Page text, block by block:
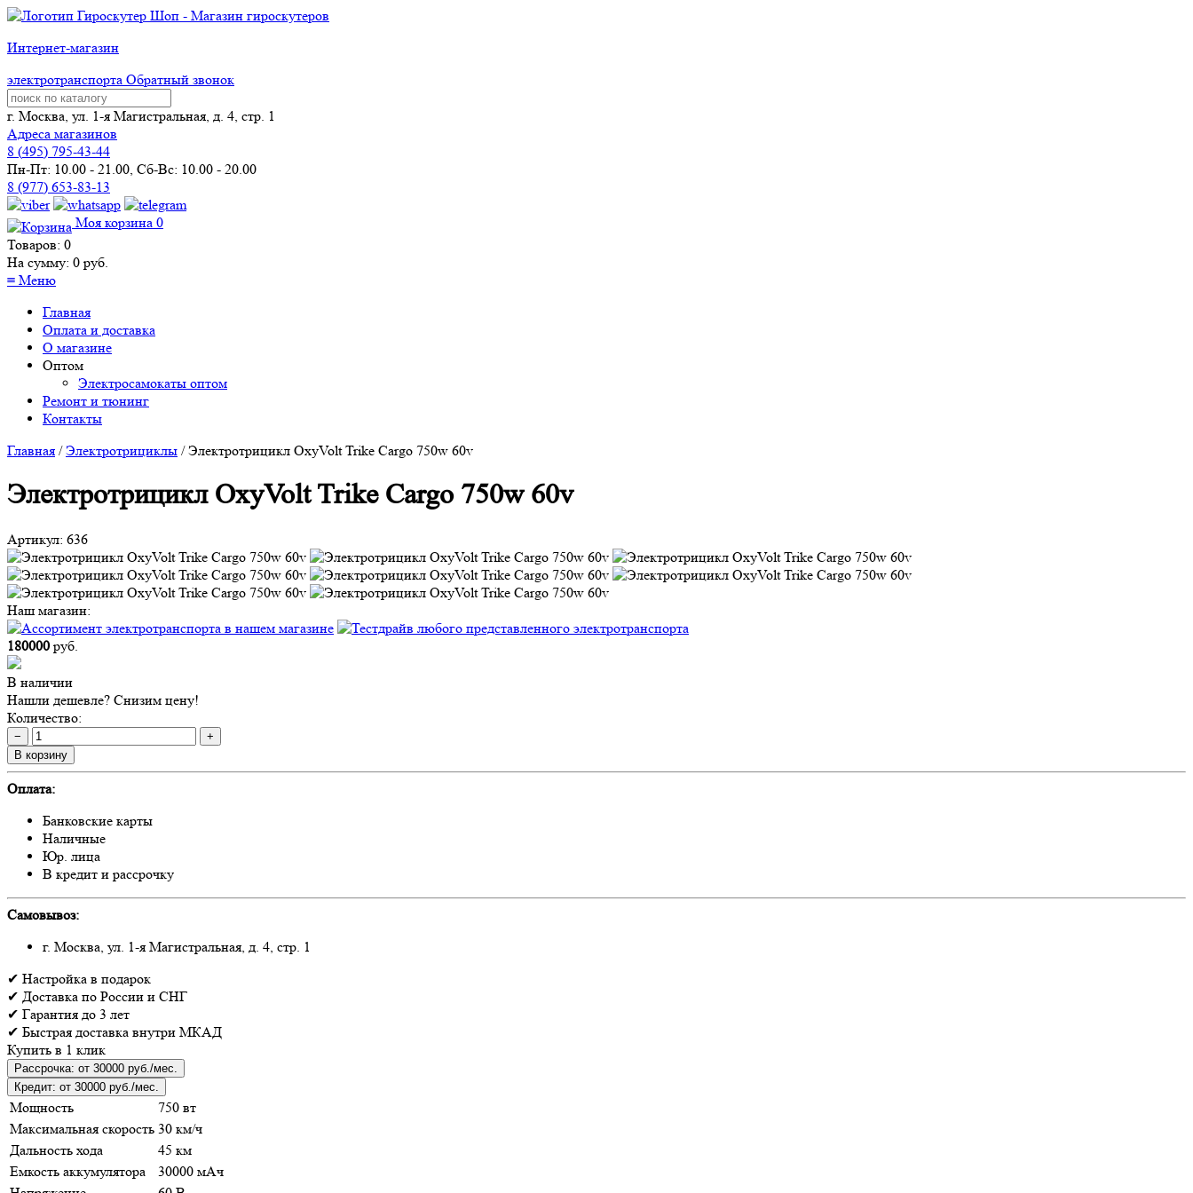
Интернет-магазин
электротранспорта Обратный звонок
г. Москва, ул. 1-я Магистральная, д. 4, стр. 1
Адреса магазинов
8 (495) 795-43-44
Пн-Пт: 10.00 - 21.00, Сб-Вс: 10.00 - 20.00
8 (977) 653-83-13
Моя корзина 0
Товаров: 0
На сумму: 0 руб.
≡ Меню
Главная
Оплата и доставка
О магазине
Оптом
Электросамокаты оптом
Ремонт и тюнинг
Контакты
Главная /Электротрициклы /Электротрицикл OxyVolt Trike Cargo 750w 60v
Электротрицикл OxyVolt Trike Cargo 750w 60v
Артикул: 636
Наш магазин:
180000 руб.
В наличии
Нашли дешевле? Снизим цену!
Количество:
−
+
В корзину
Оплата:
Банковские карты
Наличные
Юр. лица
В кредит и рассрочку
Самовывоз:
г. Москва, ул. 1-я Магистральная, д. 4, стр. 1
✔ Настройка в подарок
✔ Доставка по России и СНГ
✔ Гарантия до 3 лет
✔ Быстрая доставка внутри МКАД
Купить в 1 клик
Рассрочка: от 30000 руб./мес.
Кредит: от 30000 руб./мес.
Мощность
750 вт
Максимальная скорость 30 км/ч
Дальность хода
45 км
Емкость аккумулятора
30000 мАч